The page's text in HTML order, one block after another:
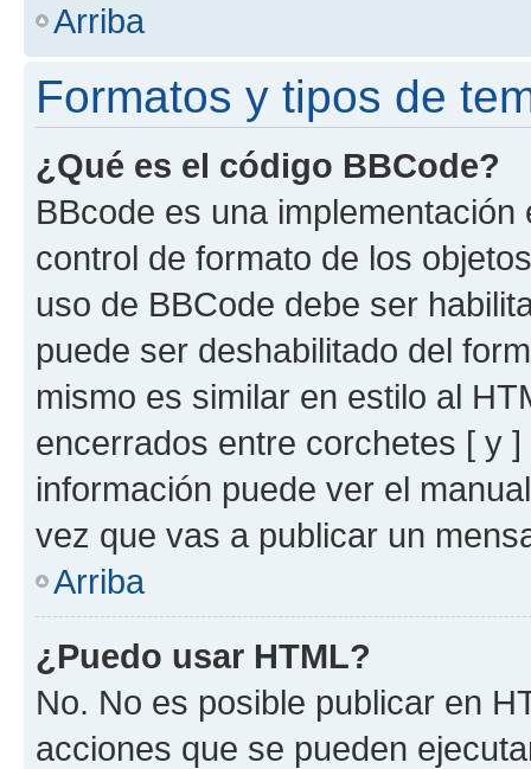
Arriba
Formatos y tipos de
¿Qué es el código BBCode?
BBcode es una
control de formato de los
uso de BBCode debe ser
puede ser deshabilitado del
mismo es similar en estilo al
encerrados entre corchetes [ y
información puede ver el
vez que vas a publicar un
Arriba
¿Puedo usar HTML?
No. No es posible publicar en
acciones que se pueden